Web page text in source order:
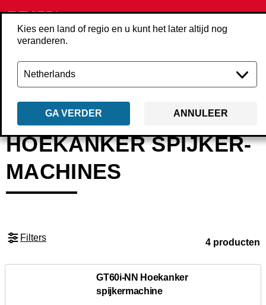
Kies een land of regio en u kunt het later altijd nog
veranderen.
GA VERDER ANNULEER
Terug Producten Machines
HOEKANKER SPIJKER­
MACHINES
Filters 4 producten
GT60i-NN Hoekanker
spijkermachine